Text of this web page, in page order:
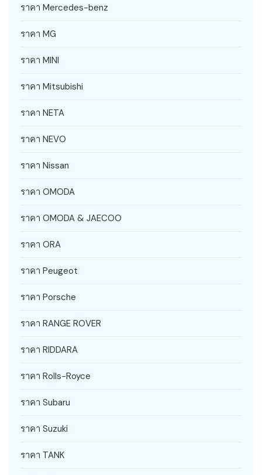
ราคา Mercedes-benz
ราคา MG
ราคา MINI
ราคา Mitsubishi
ราคา NETA
ราคา NEVO
ราคา Nissan
ราคา OMODA
ราคา OMODA & JAECOO
ราคา ORA
ราคา Peugeot
ราคา Porsche
ราคา RANGE ROVER
ราคา RIDDARA
ราคา Rolls-Royce
ราคา Subaru
ราคา Suzuki
ราคา TANK